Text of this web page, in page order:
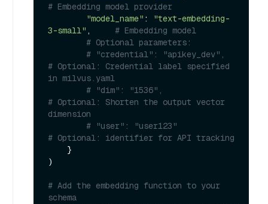
# Embedding model provider
"model_name" :
"text-embedding-
3-small" , # Embedding model
# Optional parameters:
# "credential": "apikey_dev",
# Optional: Credential label specified
in milvus.yaml
# "dim": "1536",
# Optional: Shorten the output vector
dimension
# "user": "user123"
# Optional: identifier for API tracking
)
# Add the embedding function to your
schema